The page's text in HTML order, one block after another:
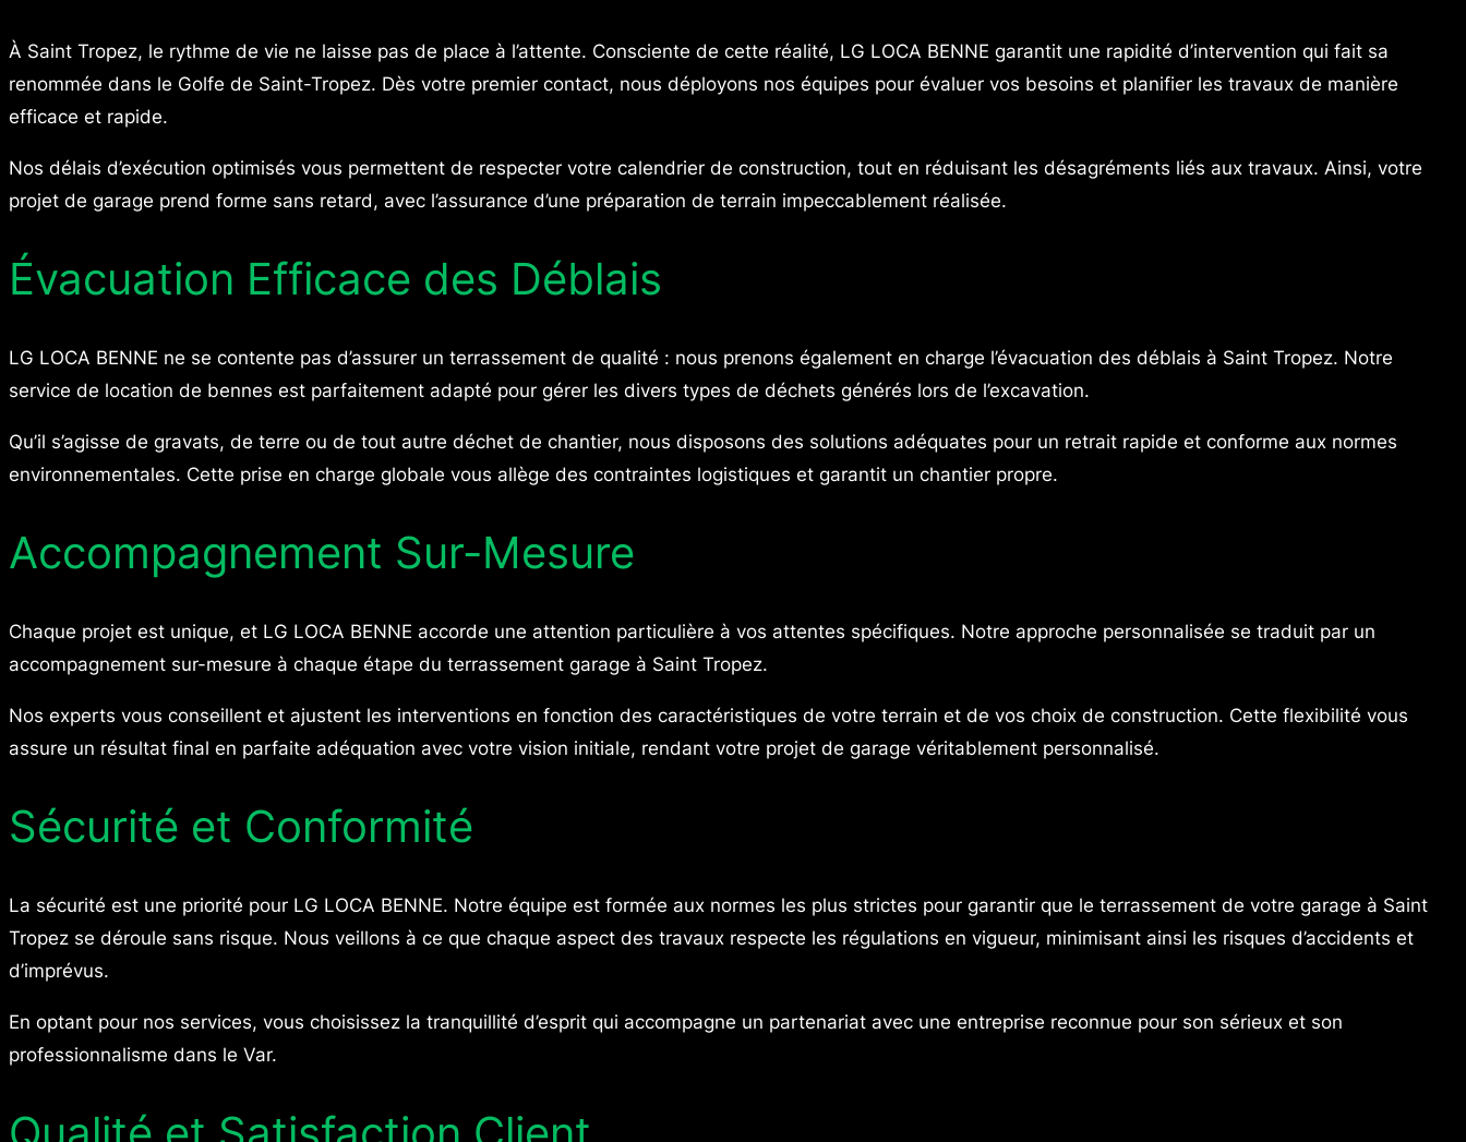
À Saint Tropez, le rythme de vie ne laisse pas de place à l’attente. Consciente de cette réalité, LG LOCA BENNE garantit une rapidité d’intervention qui fait sa
renommée dans le Golfe de Saint-Tropez. Dès votre premier contact, nous déployons nos équipes pour évaluer vos besoins et planifier les travaux de manière
efficace et rapide.
Nos délais d’exécution optimisés vous permettent de respecter votre calendrier de construction, tout en réduisant les désagréments liés aux travaux. Ainsi, votre
projet de garage prend forme sans retard, avec l’assurance d’une préparation de terrain impeccablement réalisée.
Évacuation Efficace des Déblais
LG LOCA BENNE ne se contente pas d’assurer un terrassement de qualité : nous prenons également en charge l’évacuation des déblais à Saint Tropez. Notre
service de location de bennes est parfaitement adapté pour gérer les divers types de déchets générés lors de l’excavation.
Qu’il s’agisse de gravats, de terre ou de tout autre déchet de chantier, nous disposons des solutions adéquates pour un retrait rapide et conforme aux normes
environnementales. Cette prise en charge globale vous allège des contraintes logistiques et garantit un chantier propre.
Accompagnement Sur-Mesure
Chaque projet est unique, et LG LOCA BENNE accorde une attention particulière à vos attentes spécifiques. Notre approche personnalisée se traduit par un
accompagnement sur-mesure à chaque étape du terrassement garage à Saint Tropez.
Nos experts vous conseillent et ajustent les interventions en fonction des caractéristiques de votre terrain et de vos choix de construction. Cette flexibilité vous
assure un résultat final en parfaite adéquation avec votre vision initiale, rendant votre projet de garage véritablement personnalisé.
Sécurité et Conformité
La sécurité est une priorité pour LG LOCA BENNE. Notre équipe est formée aux normes les plus strictes pour garantir que le terrassement de votre garage à Saint
Tropez se déroule sans risque. Nous veillons à ce que chaque aspect des travaux respecte les régulations en vigueur, minimisant ainsi les risques d’accidents et
d’imprévus.
En optant pour nos services, vous choisissez la tranquillité d’esprit qui accompagne un partenariat avec une entreprise reconnue pour son sérieux et son
professionnalisme dans le Var.